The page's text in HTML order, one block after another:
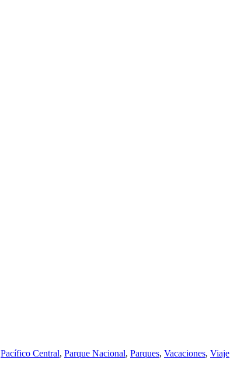
Pacífico Central, Parque Nacional, Parques, Vacaciones, Viaje